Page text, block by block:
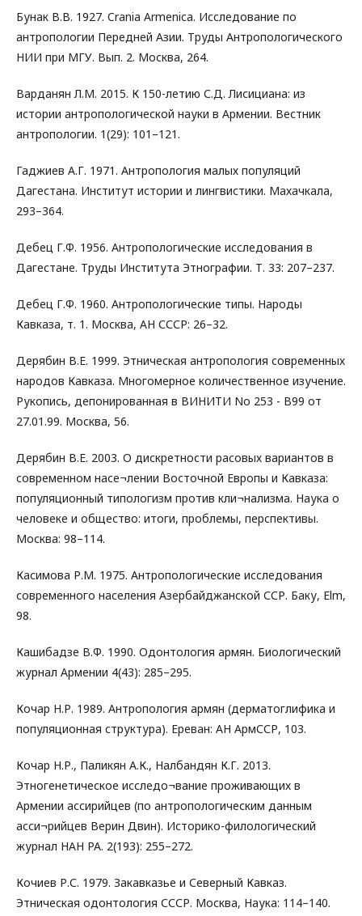
Бунак В.В. 1927. Crania Armenica. Исследование по
антропoлогии Передней Азии. Труды Антропологического
НИИ при МГУ. Bып. 2. Москва, 264.
Варданян Л.М. 2015. К 150-летию С.Д. Лисициана: из
истории антропологической науки в Армении. Вестник
антропологии. 1(29): 101–121.
Гаджиев А.Г. 1971. Антропология малых популяций
Дагестана. Институт истории и лингвистики. Махачкала,
293–364.
Дебец Г.Ф. 1956. Антропологические исследования в
Дагестане. Труды Института Этнографии. Т. 33: 207–237.
Дебец Г.Ф. 1960. Антропологические типы. Народы
Кавказа, т. 1. Москва, AН СССР: 26–32.
Дерябин В.Е. 1999. Этническая антропология современных
народов Кавказа. Многомерное количественное изучение.
Рукопись, депонированная в ВИНИТИ No 253 - В99 от
27.01.99. Москва, 56.
Дерябин В.Е. 2003. О дискретности расовых вариантов в
современном насе¬лении Восточной Европы и Кавказа:
популяционный типологизм против кли¬нализма. Наука о
человеке и общество: итоги, проблемы, перспективы.
Москва: 98–114.
Касимова Р.М. 1975. Антропологические исследования
современного населения Азербайджанской ССР. Баку, Elm,
98.
Кашибадзе В.Ф. 1990. Одонтология армян. Биологический
журнал Армении 4(43): 285–295.
Кочар Н.Р. 1989. Антропология армян (дерматоглифика и
популяционная структура). Ереван: АН АрмССР, 103.
Кочар Н.Р., Паликян А.К., Налбандян К.Г. 2013.
Этногенетическое исследо¬вание проживающих в
Армении ассирийцев (по антропологическим данным
асси¬рийцев Верин Двин). Историко-филологический
журнал НАН РА. 2(193): 255–272.
Кочиев Р.С. 1979. Закавказье и Северный Кавказ.
Этническая одонтология СССР. Москва, Наука: 114–140.